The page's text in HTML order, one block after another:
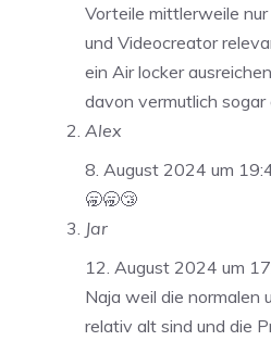
Vorteile mittlerweile
und Videocreator
ein Air locker
davon vermutlich sogar
Alex
8. August 2024 um
🥱🥱😴
Jar
12. August 2024 um
Naja weil die normalen
relativ alt sind und die